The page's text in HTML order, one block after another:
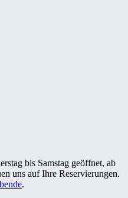
bis Samstag geöffnet, ab
uns auf Ihre Reservierungen.
.